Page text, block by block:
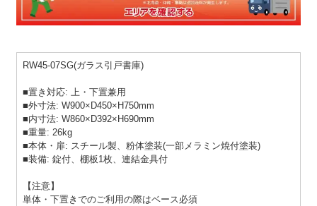
RW45-07SG(ガラス引戸書庫)
■置き対応: 上・下置兼用
■外寸法: W900×D450×H750mm
■内寸法: W860×D392×H690mm
■重量: 26kg
■本体・扉: スチール製、粉体塗装(一部メラミン焼付塗装)
■装備: 錠付、棚板1枚、連結金具付
【注意】
単体・下置きでのご利用の際はベース必須